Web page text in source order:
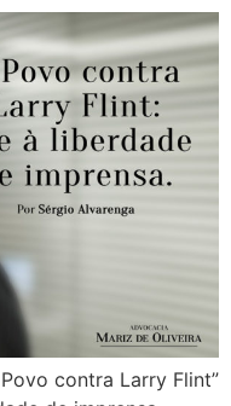
contra Larry Flint”